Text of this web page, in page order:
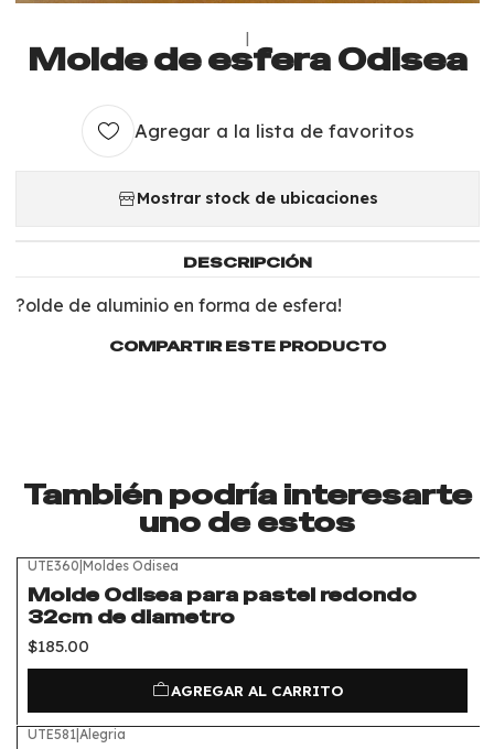
|
Molde de esfera Odisea
Agregar a la lista de favoritos
Mostrar stock de ubicaciones
DESCRIPCIÓN
?olde de aluminio en forma de esfera!
COMPARTIR ESTE PRODUCTO
También podría interesarte
uno de estos
UTE360 Moldes Odisea
Molde Odisea para pastel redondo
32cm de diametro
$185.00
AGREGAR AL CARRITO
UTE581| Alegria